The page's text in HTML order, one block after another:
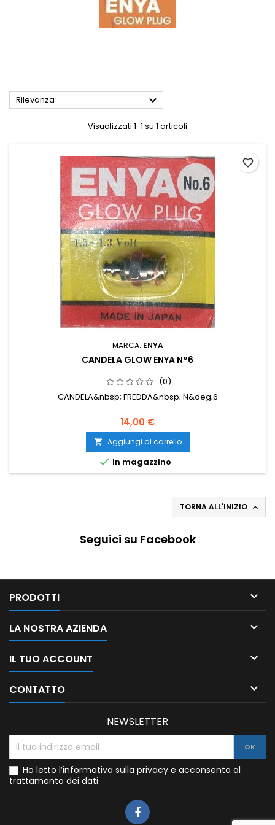
Rilevanza 
Visualizzati 1-1 su 1 articoli
MARCA: ENYA
CANDELA GLOW ENYA N°6
(0)
CANDELA&nbsp; FREDDA&nbsp; N&deg;6
14,00 €
 Aggiungi al carrello
 In magazzino
favorite_border
TORNA ALL'INIZIO 
Seguici su Facebook
PRODOTTI 
LA NOSTRA AZIENDA 
IL TUO ACCOUNT 
CONTATTO 
NEWSLETTER
Ho letto l’informativa sulla privacy e acconsento al
trattamento dei dati